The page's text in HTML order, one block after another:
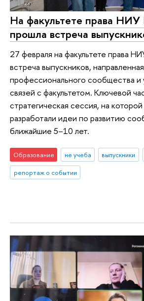
На факультете права
прошла встреча
27 февраля на факультете права
встреча выпускников,
профессионального сообщества и
связей с факультетом. Ключевой
стратегическая сессия, на
разработали идеи по развитию
ближайшие 5–10 лет.
Образование не учеба выпускники
репортаж о событии